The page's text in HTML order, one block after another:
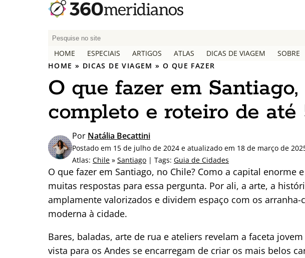
P
q
u
i
s
a
p
o
r
HOME ESPECIAIS ARTIGOS ATLAS DICAS DE VIAGEM SOBRE
HOME » DICAS DE VIAGEM »O QUE FAZER
O que fazer em
completo e roteiro de até
Por Natália Becattini
Postado em 15 de julho de 2024 e atualizado em 18 de março de
Atlas: Chile » Santiago | Tags: Guia de Cidades
O que fazer em Santiago, no Chile? Como a capital enorme
muitas respostas para essa pergunta. Por ali, a arte, a
amplamente valorizados e dividem espaço com os arranha-
moderna à cidade.
Bares, baladas, arte de rua e ateliers revelam a faceta
vista para os Andes se encarregam de criar os mais belos